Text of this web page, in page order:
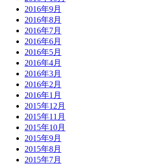
2016年9月
2016年8月
2016年7月
2016年6月
2016年5月
2016年4月
2016年3月
2016年2月
2016年1月
2015年12月
2015年11月
2015年10月
2015年9月
2015年8月
2015年7月